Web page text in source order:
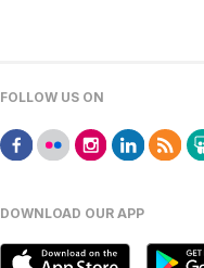
FOLLOW US ON
DOWNLOAD OUR APP